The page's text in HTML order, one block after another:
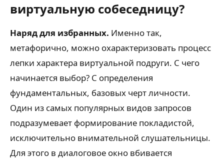
виртуальную собеседницу?
Наряд для избранных. Именно так,
метафорично, можно охарактеризовать процесс
лепки характера виртуальной подруги. С чего
начинается выбор? С определения
фундаментальных, базовых черт личности.
Один из самых популярных видов запросов
подразумевает формирование покладистой,
исключительно внимательной слушательницы.
Для этого в диалоговое окно вбивается